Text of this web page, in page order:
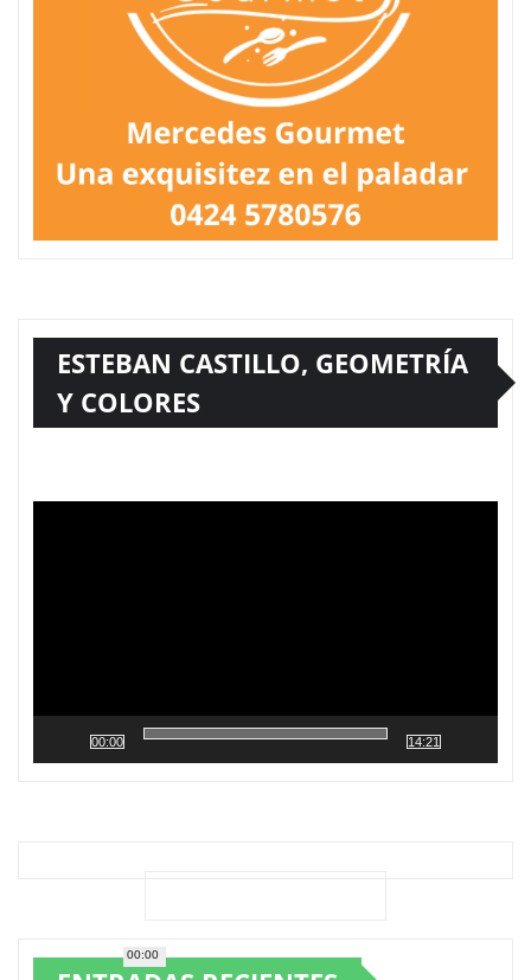
ESTEBAN CASTILLO, GEOMETRÍA
Y COLORES
00:00
00:00
14:21